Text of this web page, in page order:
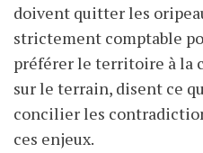
doivent quitter les
strictement comptable
préférer le territoire à la
sur le terrain, disent ce
concilier les
ces enjeux.